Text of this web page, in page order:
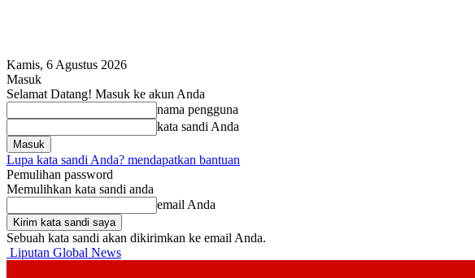
Kamis, 6 Agustus 2026
Masuk
Selamat Datang! Masuk ke akun Anda
nama pengguna
kata sandi Anda
Lupa kata sandi Anda? mendapatkan bantuan
Pemulihan password
Memulihkan kata sandi anda
email Anda
Sebuah kata sandi akan dikirimkan ke email Anda.
Liputan Global News